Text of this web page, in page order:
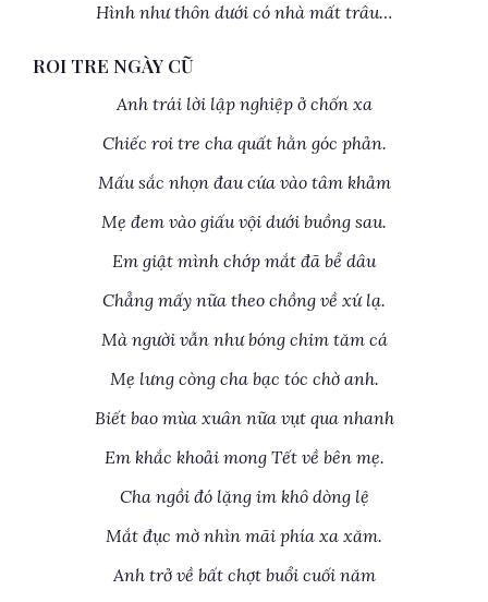
Hình như thôn dưới có nhà mất trâu…
ROI TRE NGÀY CŨ
Anh trái lời lập nghiệp ở chốn xa
Chiếc roi tre cha quất hằn góc phản.
Mấu sắc nhọn đau cứa vào tâm khảm
Mẹ đem vào giấu vội dưới buồng sau.
Em giật mình chớp mắt đã bể dâu
Chẳng mấy nữa theo chồng về xứ lạ.
Mà người vẫn như bóng chim tăm cá
Mẹ lưng còng cha bạc tóc chờ anh.
Biết bao mùa xuân nữa vụt qua nhanh
Em khắc khoải mong Tết về bên mẹ.
Cha ngồi đó lặng im khô dòng lệ
Mắt đục mờ nhìn mãi phía xa xăm.
Anh trở về bất chợt buổi cuối năm